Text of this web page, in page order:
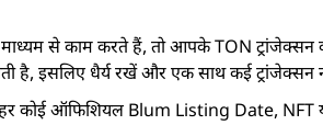
से काम करते हैं, तो आपके TON ट्रांजेक्सन
है, इसलिए धैर्य रखें और एक साथ कई
कोई ऑफिशियल Blum Listing Date, NFT